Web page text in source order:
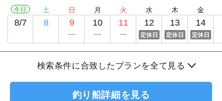
今日
8/7
土
8
日
9
月
10
火
11
水
12
定休日
木
13
定休日
金
14
定休日
検索条件に合致したプランを全て見る
釣り船詳細を見る